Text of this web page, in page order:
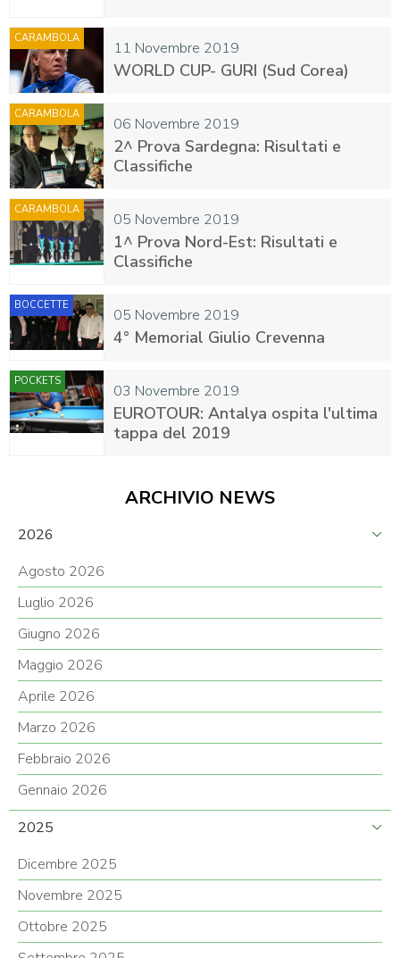
11 Novembre 2019
CARAMBOLA
WORLD CUP- GURI (Sud Corea)
06 Novembre 2019
CARAMBOLA
2^ Prova Sardegna: Risultati e
Classifiche
05 Novembre 2019
CARAMBOLA
1^ Prova Nord-Est: Risultati e
Classifiche
05 Novembre 2019
BOCCETTE
4° Memorial Giulio Crevenna
03 Novembre 2019
POCKETS
EUROTOUR: Antalya ospita l'ultima
tappa del 2019
ARCHIVIO NEWS
2026
Agosto 2026
Luglio 2026
Giugno 2026
Maggio 2026
Aprile 2026
Marzo 2026
Febbraio 2026
Gennaio 2026
2025
Dicembre 2025
Novembre 2025
Ottobre 2025